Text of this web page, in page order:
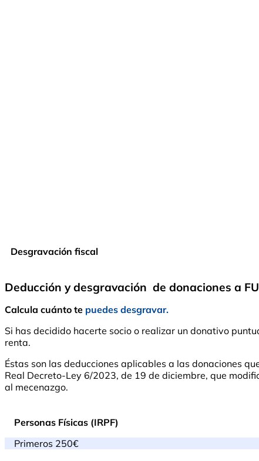
Desgravación fiscal
Deducción y desgravación de donaciones a
Calcula cuánto te puedes desgravar.
Si has decidido hacerte socio o realizar un donativo
renta.
Éstas son las deducciones aplicables a las donaciones
Real Decreto-Ley 6/2023, de 19 de diciembre, que
al mecenazgo.
Personas Físicas (IRPF)
Primeros 250€